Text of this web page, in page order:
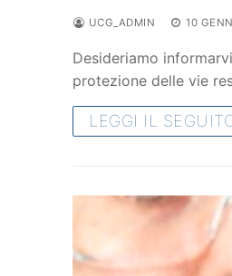
UCG_ADMIN 10
Desideriamo
protezione delle vie
LEGGI IL